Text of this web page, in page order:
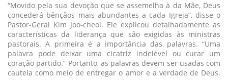
“Movido pela sua devoção que se assemelha à da Mãe, Deus
concederá bênçãos mais abundantes a cada Igreja”, disse o
Pastor-Geral Kim Joo-cheol. Ele explicou detalhadamente as
características da liderança que são exigidas às ministras
pastorais. A primeira é a importância das palavras. “Uma
palavra pode deixar uma cicatriz indelével ou curar um
coração partido.” Portanto, as palavras devem ser usadas com
cautela como meio de entregar o amor e a verdade de Deus.